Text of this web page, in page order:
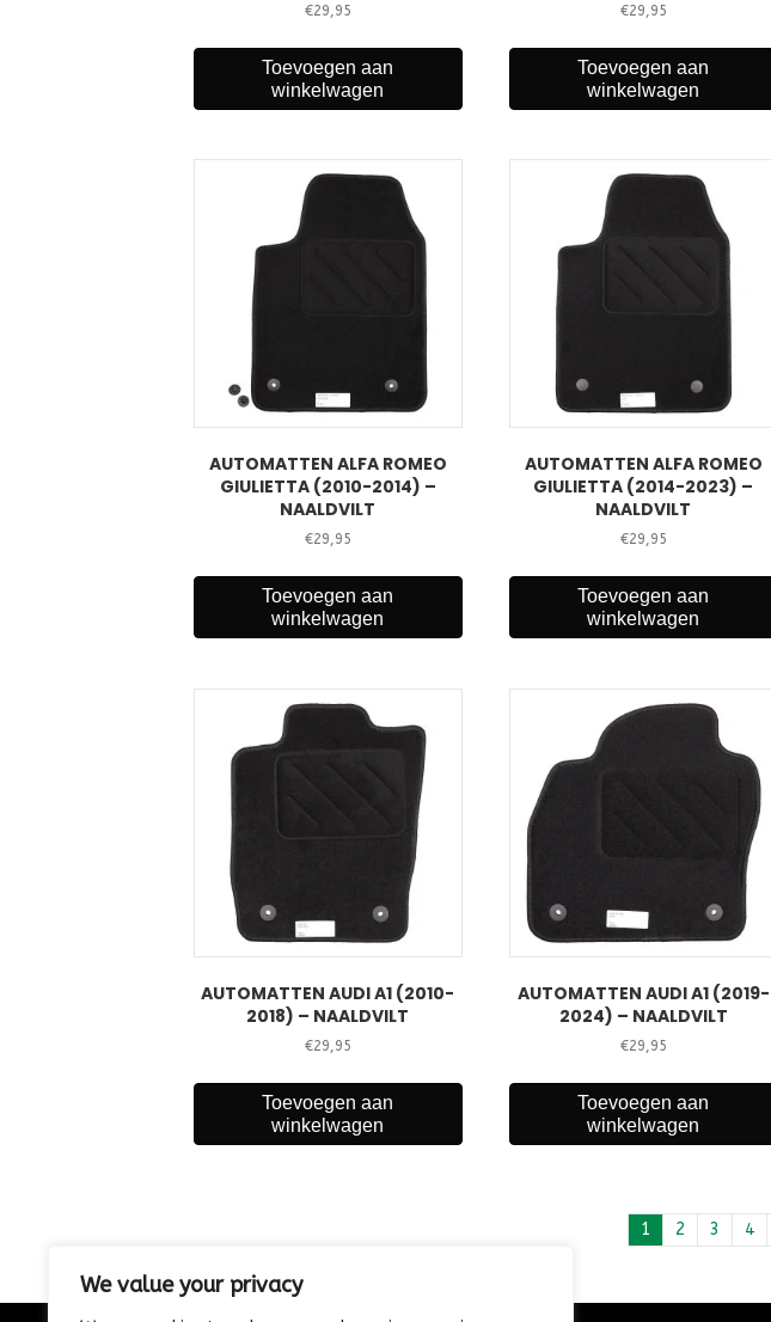
We value your privacy
€29,95
Toevoegen aan
winkelwagen
€29,95
Toevoegen aan
winkelwagen
AUTOMATTEN ALFA ROMEO
GIULIETTA (2010-2014) –
NAALDVILT
€29,95
Toevoegen aan
winkelwagen
AUTOMATTEN ALFA ROMEO
GIULIETTA (2014-2023) –
NAALDVILT
€29,95
Toevoegen aan
winkelwagen
AUTOMATTEN AUDI A1 (2010-
2018) – NAALDVILT
€29,95
Toevoegen aan
winkelwagen
AUTOMATTEN AUDI A1 (2019-
2024) – NAALDVILT
€29,95
Toevoegen aan
winkelwagen
1 2 3 4